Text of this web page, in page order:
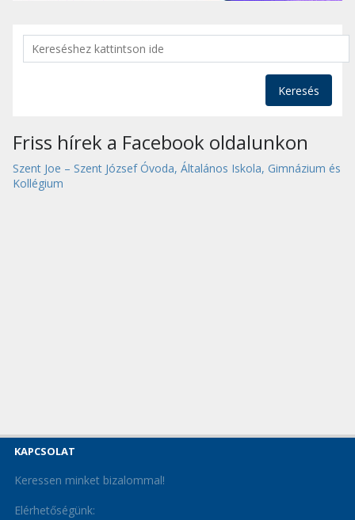
Keresés
Friss hírek a Facebook oldalunkon
Szent Joe – Szent József Óvoda, Általános Iskola, Gimnázium és
Kollégium
KAPCSOLAT
Keressen minket bizalommal!
Elérhetőségünk: